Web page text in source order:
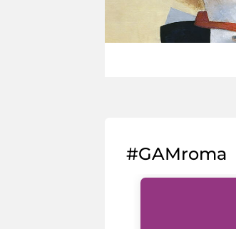
#GAMroma